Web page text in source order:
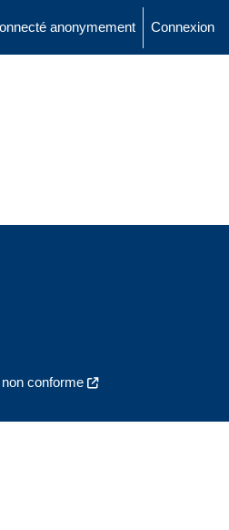
anonymement Connexion
conforme